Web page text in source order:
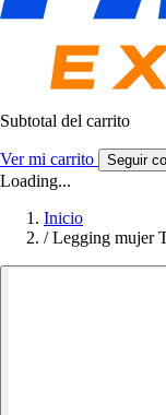
Subtotal del carrito
Ver mi carrito Seguir
Loading...
Inicio
/ Legging mujer